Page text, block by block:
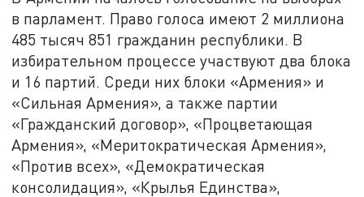
в парламент. Право голоса имеют 2 миллиона
485 тысяч 851 гражданин республики. В
избирательном процессе участвуют два блока
и 16 партий. Среди них блоки «Армения» и
«Сильная Армения», а также партии
«Гражданский договор», «Процветающая
Армения», «Меритократическая Армения»,
«Против всех», «Демократическая
консолидация», «Крылья Единства»,